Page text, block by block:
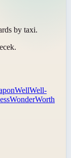
by taxi.
WellWell-
WonderWorth